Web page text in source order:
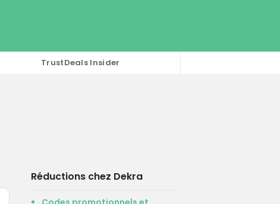
TrustDeals Insider
Réductions chez Dekra